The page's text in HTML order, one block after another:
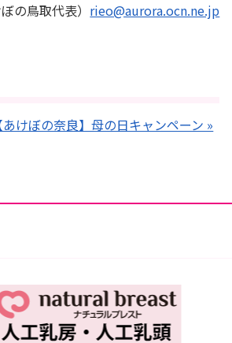
の鳥取代表） rieo@aurora.ocn.ne.jp
あけぼの奈良】母の日キャンペーン »